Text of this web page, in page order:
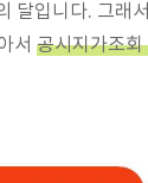
달입니다. 그래
서 공시지가조